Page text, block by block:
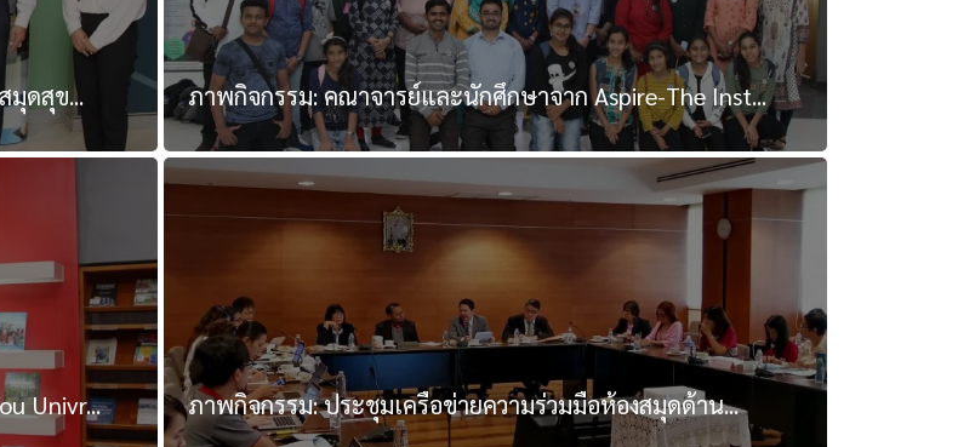
มุดสุข... ภาพกิจกรรม: คณาจารย์และนักศึกษาจาก Aspire-The Inst...
Univr... ภาพกิจกรรม: ประชุมเครือข่ายความร่วมมือห้องสมุดด้าน...